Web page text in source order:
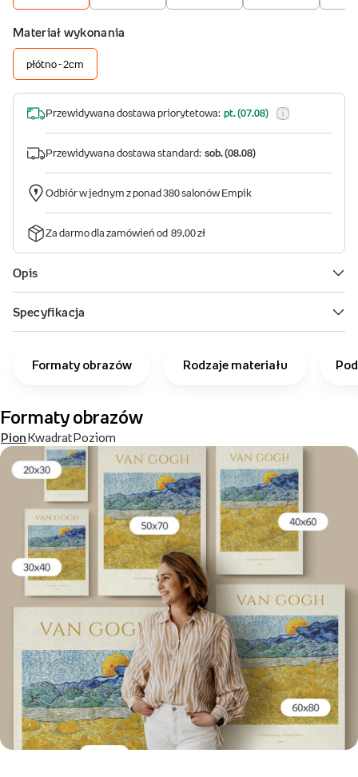
Formaty obrazów Rodzaje materiału
Formaty obrazów
PionKwadratPoziom